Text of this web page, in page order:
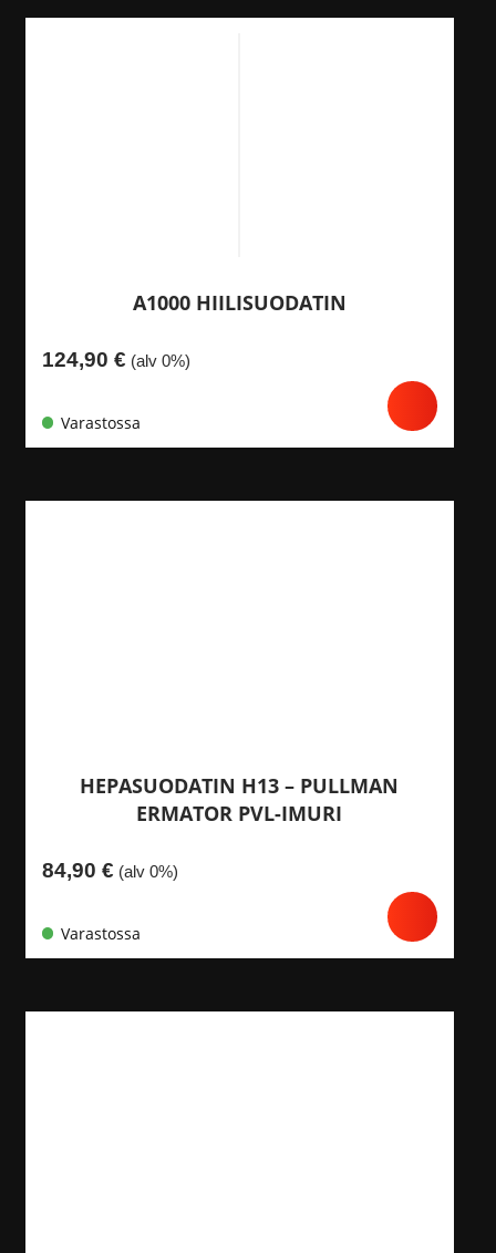
A1000 HIILISUODATIN
124,90 € (alv 0%)
Varastossa
HEPASUODATIN H13 – PULLMAN
ERMATOR PVL-IMURI
84,90 € (alv 0%)
Varastossa